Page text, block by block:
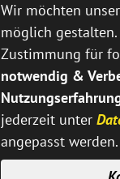
Wir möchten
möglich
Zustimmung für
notwendig &
jederzeit unter
angepasst werden.